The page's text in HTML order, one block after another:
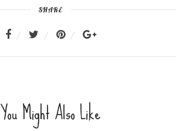
SHARE
You Might Also Like